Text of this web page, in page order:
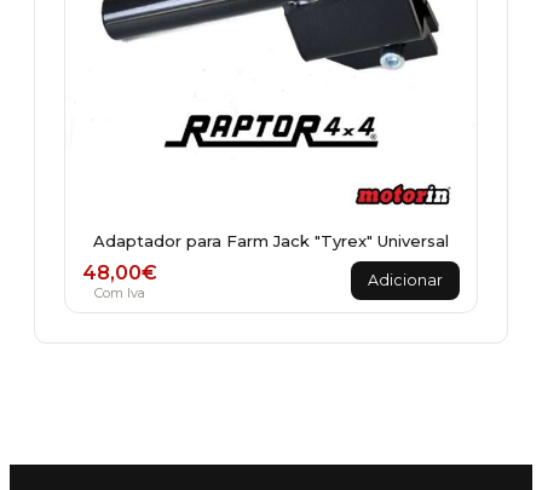
Adaptador para Farm Jack "Tyrex" Universal
48,00€
Com Iva
Adicionar